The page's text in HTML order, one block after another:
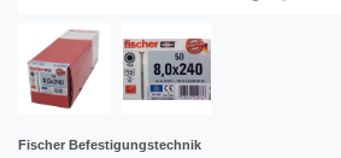
Fischer Befestigungstechnik